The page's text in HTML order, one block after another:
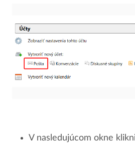
V nasledujúcom okne